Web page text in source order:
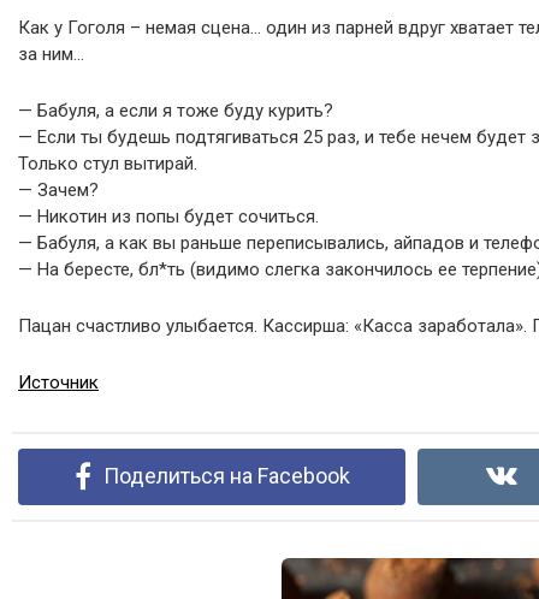
Как у Гоголя – немая сцена… один из парней вдруг хватает
за ним…
— Бабуля, а если я тоже буду курить?
— Если ты будешь подтягиваться 25 раз, и тебе нечем будет
Только стул вытирай.
— Зачем?
— Никотин из попы будет сочиться.
— Бабуля, а как вы раньше переписывались, айпадов и
— На бересте, бл*ть (видимо слегка закончилось ее
Пацан счастливо улыбается. Кассирша: «Касса заработала».
Источник
Поделиться на Facebook